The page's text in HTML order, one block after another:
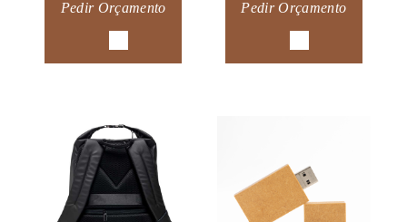
Pedir Orçamento Pedir Orçamento